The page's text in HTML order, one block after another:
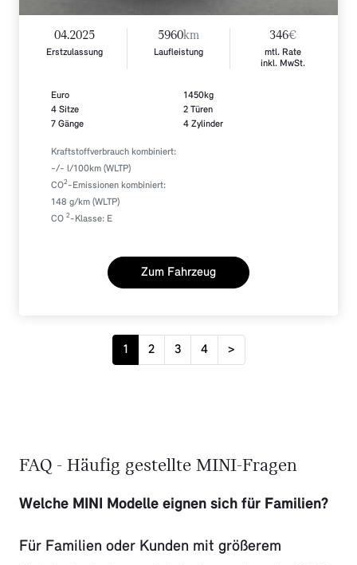
04.2025
Erstzulassung
5960km
Laufleistung
346€
mtl. Rate
inkl. MwSt.
Euro
4 Sitze
7 Gänge
1450kg
2 Türen
4 Zylinder
Kraftstoffverbrauch kombiniert:
-/- l/100km (WLTP)
CO2-Emissionen kombiniert:
148 g/km (WLTP)
CO 2-Klasse: E
Zum Fahrzeug
1 2 3 4 >
FAQ - Häufig gestellte MINI-Fragen
Welche MINI Modelle eignen sich für Familien?
Für Familien oder Kunden mit größerem